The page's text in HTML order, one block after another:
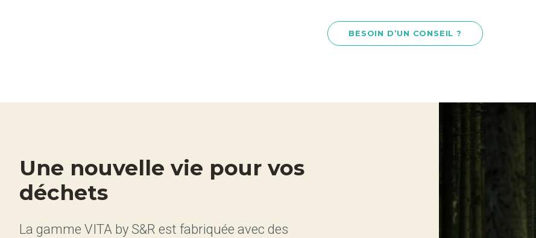
BESOIN D’UN CONSEIL ?
Une nouvelle vie pour vos
déchets
La gamme VITA by S&R est fabriquée avec des